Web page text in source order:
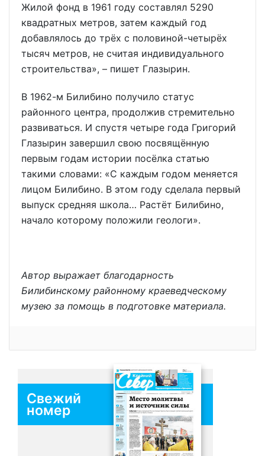
Жилой фонд в 1961 году составлял 5290
квадратных метров, затем каждый год
добавлялось до трёх с половиной-четырёх
тысяч метров, не считая индивидуального
строительства», – пишет Глазырин.
В 1962-м Билибино получило статус
районного центра, продолжив стремительно
развиваться. И спустя четыре года Григорий
Глазырин завершил свою посвящённую
первым годам истории посёлка статью
такими словами: «С каждым годом меняется
лицом Билибино. В этом году сделала первый
выпуск средняя школа… Растёт Билибино,
начало которому положили геологи».
Автор выражает благодарность
Билибинскому районному краеведческому
музею за помощь в подготовке материала.
Свежий
номер